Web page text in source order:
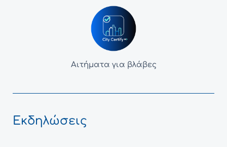
Αιτήματα για βλάβες
Εκδηλώσεις